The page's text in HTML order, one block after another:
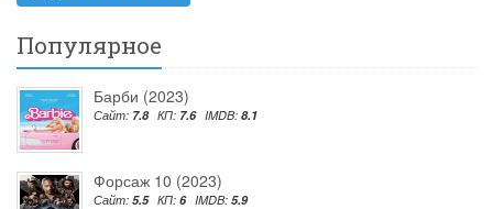
Популярное
Барби (2023)
Сайт: 7.8 КП: 7.6 IMDB: 8.1
Форсаж 10 (2023)
Сайт: 5.5 КП: 6 IMDB: 5.9